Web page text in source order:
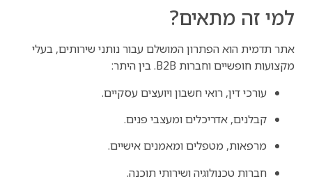
למי זה מתאים?
אתר תדמית הוא הפתרון המושלם עבור נותני שירותים, בעלי
מקצועות חופשיים וחברות B2B. בין היתר:
עורכי דין, רואי חשבון ויועצים עסקיים.
קבלנים, אדריכלים ומעצבי פנים.
מרפאות, מטפלים ומאמנים אישיים.
חברות טכנולוגיה ושירותי תוכנה.